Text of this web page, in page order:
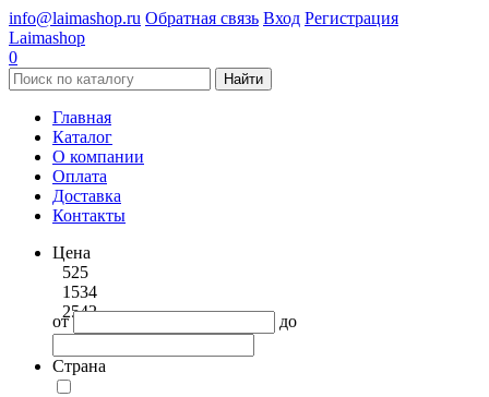
info@laimashop.ru Обратная связь Вход Регистрация
Laimashop
0
Найти
Главная
Каталог
О компании
Оплата
Доставка
Контакты
Цена
525
1534
2542
от до
Страна